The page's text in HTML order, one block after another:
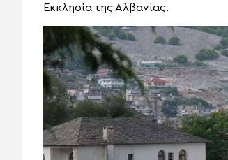
Εκκλησία της Αλβανίας.